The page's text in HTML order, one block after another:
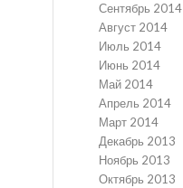
Сентябрь 2014
Август 2014
Июль 2014
Июнь 2014
Май 2014
Апрель 2014
Март 2014
Декабрь 2013
Ноябрь 2013
Октябрь 2013